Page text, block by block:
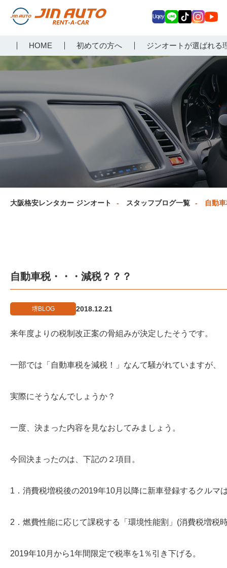
らジンオートレンタカー
HOME 初めての方へ ジンオートが選ばれる
ey E
Tokagr
am
uT
ub
大阪格安レンタカー ジンオート スタッフブログ一覧 自動
自動車税・・・減税？？？
堺BLOG 2018.12.21
来年度よりの税制改正案の骨組みが決定したそうです。
一部では「自動車税を減税！」なんて騒がれていますが、
実際にそうなんでしょうか？
一度、決まった内容を見なおしてみましょう。
今回決まったのは、下記の２項目。
1．消費税増税後の2019年10月以降に新車登録するクルマ
2．燃費性能に応じて課税する「環境性能割」(消費税増税
2019年10月から1年間限定で税率を1％引き下げる。